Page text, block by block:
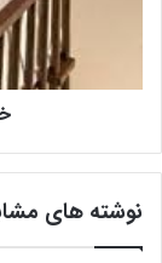
نوشته های